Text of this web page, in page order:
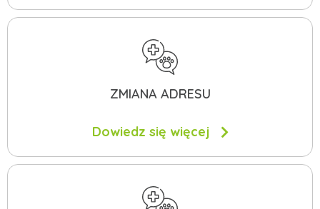
ZMIANA ADRESU
Dowiedz się więcej